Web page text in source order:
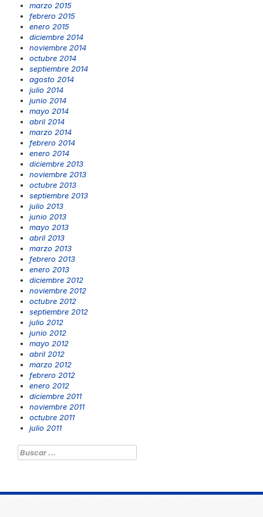
marzo 2015
febrero 2015
enero 2015
diciembre 2014
noviembre 2014
octubre 2014
septiembre 2014
agosto 2014
julio 2014
junio 2014
mayo 2014
abril 2014
marzo 2014
febrero 2014
enero 2014
diciembre 2013
noviembre 2013
octubre 2013
septiembre 2013
julio 2013
junio 2013
mayo 2013
abril 2013
marzo 2013
febrero 2013
enero 2013
diciembre 2012
noviembre 2012
octubre 2012
septiembre 2012
julio 2012
junio 2012
mayo 2012
abril 2012
marzo 2012
febrero 2012
enero 2012
diciembre 2011
noviembre 2011
octubre 2011
julio 2011
Buscar: